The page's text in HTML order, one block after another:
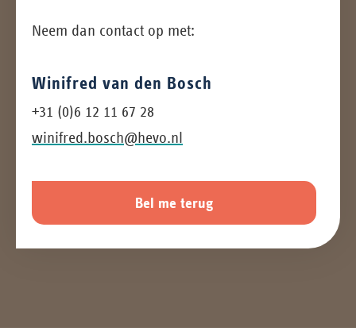
Neem dan contact op met:
Winifred van den Bosch
+31 (0)6 12 11 67 28
winifred.bosch@hevo.nl
Bel me terug